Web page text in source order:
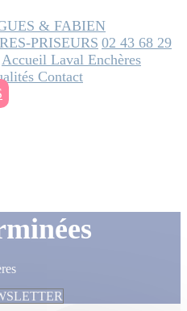
& FABIEN
PRISEURS 02 43 68 29
Accueil Laval Enchères
Contact